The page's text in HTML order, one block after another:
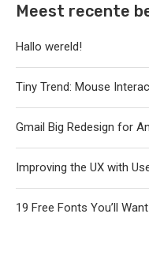
Meest recente
Hallo wereld!
Tiny Trend: Mouse
Gmail Big Redesign for
Improving the UX with
19 Free Fonts You’ll